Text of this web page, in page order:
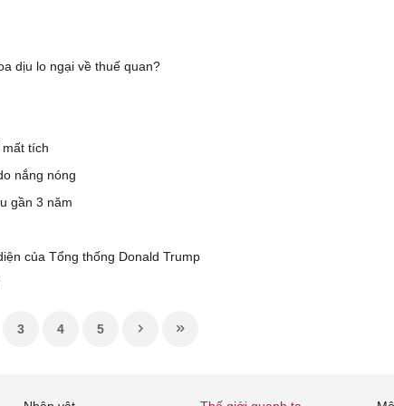
dịu lo ngại về thuế quan?
tích
nắng nóng
gần 3 năm
của Tổng thống Donald Trump
3 4 5